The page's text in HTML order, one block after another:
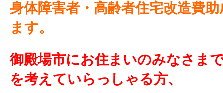
身体障害者・高齢者住宅改造費
ます。
御殿場市にお住まいのみなさま
を考えていらっしゃる方、